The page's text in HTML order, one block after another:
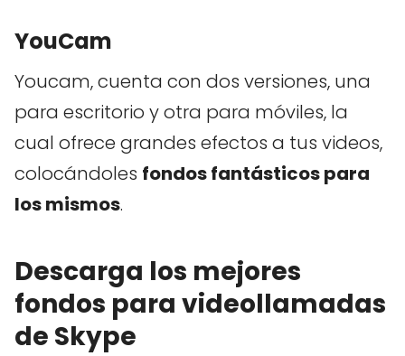
YouCam
Youcam, cuenta con dos versiones, una
para escritorio y otra para móviles, la
cual ofrece grandes efectos a tus videos,
colocándoles fondos fantásticos para
los mismos.
Descarga los mejores
fondos para videollamadas
de Skype